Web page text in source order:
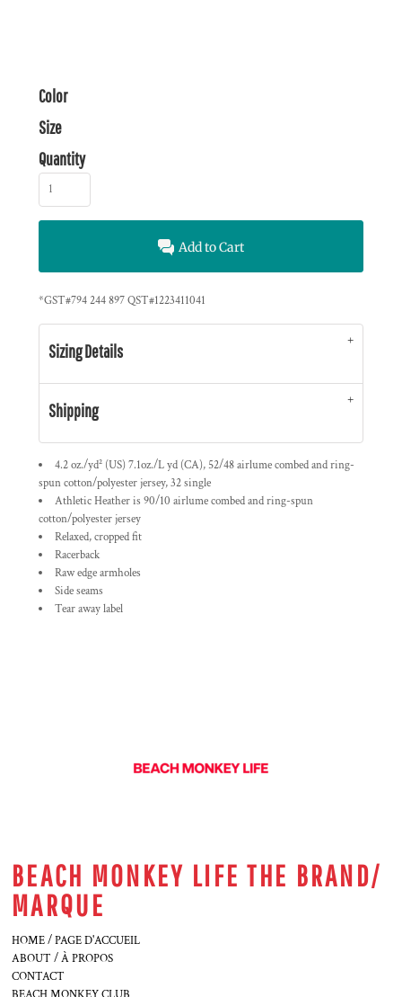
Color
Size
Quantity
Add to Cart
*GST#794 244 897 QST#1223411041
Sizing Details
Shipping
4.2 oz./yd² (US) 7.1oz./L yd (CA), 52/48 airlume combed and ring-
spun cotton/polyester jersey, 32 single
Athletic Heather is 90/10 airlume combed and ring-spun
cotton/polyester jersey
Relaxed, cropped fit
Racerback
Raw edge armholes
Side seams
Tear away label
BEACH MONKEY LIFE THE BRAND/
MARQUE
HOME / PAGE D'ACCUEIL
ABOUT / À PROPOS
CONTACT